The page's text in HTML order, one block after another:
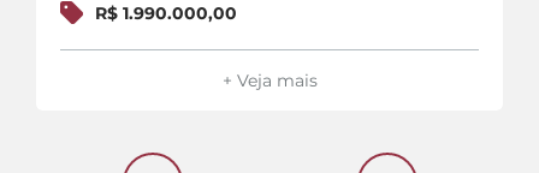
R$ 1.990.000,00
+ Veja mais